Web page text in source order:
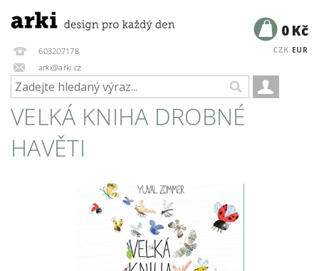
603207178
arki@arki.cz
CZK EUR
0 Kč
VELKÁ KNIHA DROBNÉ
HAVĚTI